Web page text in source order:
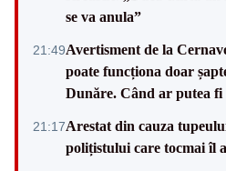
se va anula”
21:49Avertisment de la
poate funcționa doar
Dunăre. Când ar putea
21:17Arestat din cauza
polițistului care tocmai îl